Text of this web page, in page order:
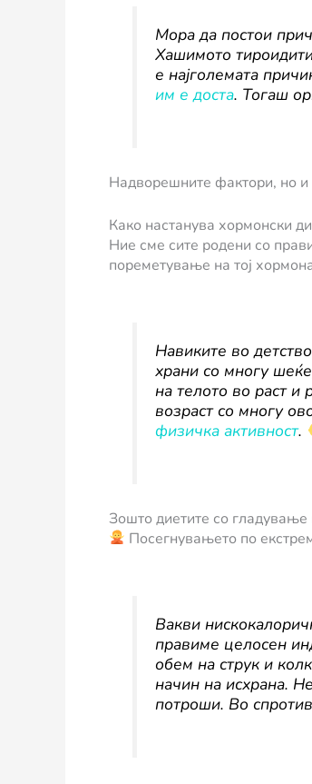
Мора да постои
Хашимото
е најголемата
им е доста. Тогаш
Надворешните фактори, но и
Како настанува хормонски
Ние сме сите родени со
пореметување на тој
Навиките во
храни со многу
на телото во раст и
возраст со многу
физичка активност.
Зошто диетите со гладување
Посегнувањето по
Вакви
правиме целосен
обем на струк и
начин на исхрана.
потроши. Во